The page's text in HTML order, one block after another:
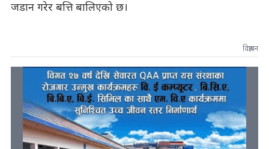
जडान गरेर बत्ति बालिएको छ।
विज्ञापन